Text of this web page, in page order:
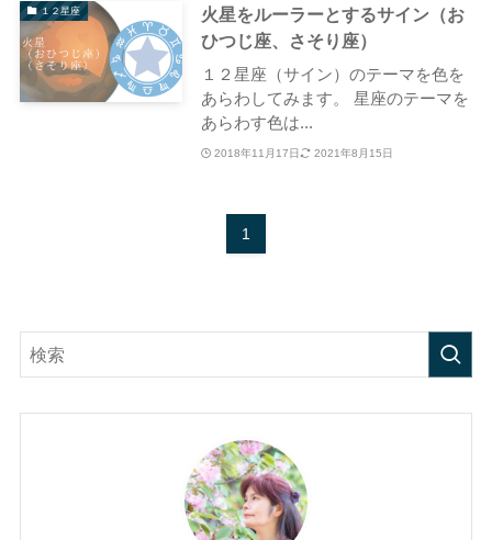
１２星座
火星をルーラーとするサイン（お
ひつじ座、さそり座）
１２星座（サイン）のテーマを色を
あらわしてみます。 星座のテーマを
あらわす色は...
2018年11月17日 2021年8月15日
1